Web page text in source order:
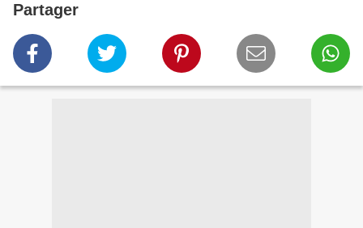
Partager